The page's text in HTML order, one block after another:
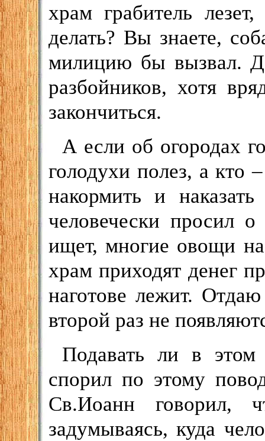
храм грабитель
делать? Вы знаете,
милицию бы вызвал.
разбойников, хотя
закончиться.
А если об огородах
голодухи полез, а кто
накормить и
человечески просил
ищет, многие овощи
храм приходят денег
наготове лежит.
второй раз не
Подавать ли в этом
спорил по этому
Св.Иоанн говорил,
задумываясь, куда